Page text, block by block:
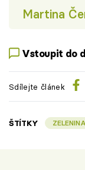
Martina
Vstoupit do
Sdílejte článek
ŠTÍTKY ZELENINA